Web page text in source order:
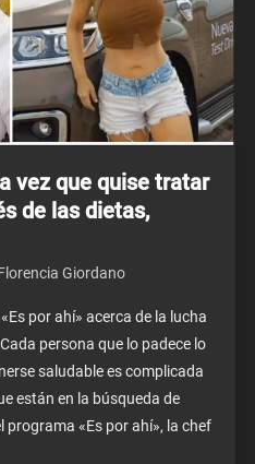
vez que quise tratar
de las dietas,
Giordano
por ahí» acerca de la lucha
persona que lo padece lo
saludable es complicada
están en la búsqueda de
programa «Es por ahí», la chef